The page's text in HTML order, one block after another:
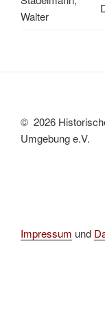
Walter
© 2026
Umgebung e.V.
Impressum und